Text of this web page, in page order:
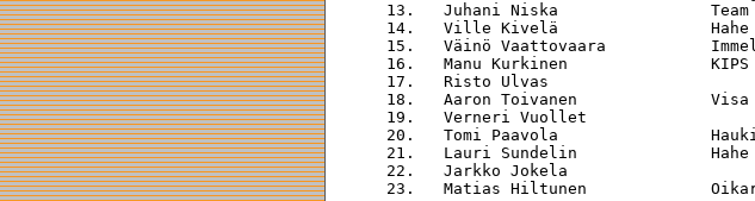
13.   Juhani Niska
14.   Ville Kivelä
15.   Väinö Vaattovaara
16.   Manu Kurkinen
17.   Risto Ulvas
18.   Aaron Toivanen
19.   Verneri Vuollet
20.   Tomi Paavola
21.   Lauri Sundelin
22.   Jarkko Jokela